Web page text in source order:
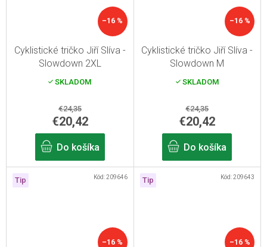
–16 %
Cyklistické tričko Jiří Slíva -
Slowdown 2XL
SKLADOM
€24,35
€20,42
Do košíka
–16 %
Cyklistické tričko Jiří Slíva -
Slowdown M
SKLADOM
€24,35
€20,42
Do košíka
Tip
–16 %
Kód:209646 Tip
–16 %
Kód:209643